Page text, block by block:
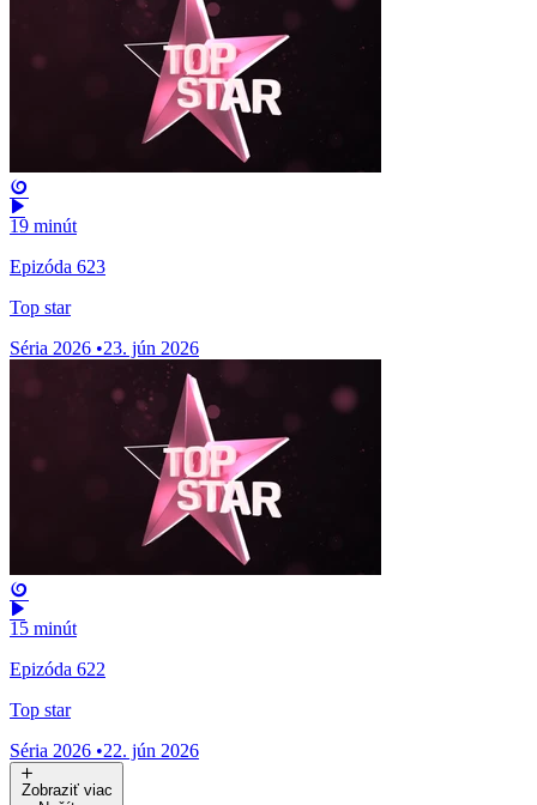
19 minút
Epizóda 623
Top star
Séria 2026 •23. jún 2026
15 minút
Epizóda 622
Top star
Séria 2026 •22. jún 2026
Zobraziť viac